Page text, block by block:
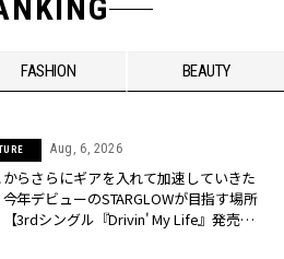
FASHION BEAUTY
Aug, 6, 2026
からさらにギアを入れて加速していきた
年デビューのSTARGLOWが目指す場所
【3rdシングル『Drivin' My Life』発売】 |